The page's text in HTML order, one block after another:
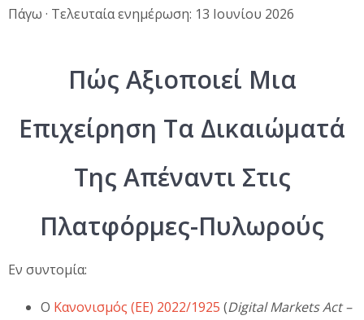
Πάγω · Τελευταία ενημέρωση: 13 Ιουνίου 2026
Πώς Αξιοποιεί Μια
Επιχείρηση Τα Δικαιώματά
Της Απέναντι Στις
Πλατφόρμες-Πυλωρούς
Εν συντομία:
Ο Κανονισμός (ΕΕ) 2022/1925 (Digital Markets Act –